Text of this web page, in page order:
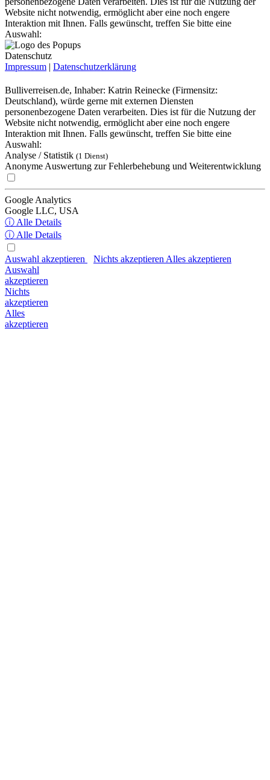
Website nicht notwendig, ermöglicht aber eine noch engere
Interaktion mit Ihnen. Falls gewünscht, treffen Sie bitte eine
Auswahl:
Datenschutz
Impressum | Datenschutzerklärung
Bulliverreisen.de, Inhaber: Katrin Reinecke (Firmensitz:
Deutschland), würde gerne mit externen Diensten
personenbezogene Daten verarbeiten. Dies ist für die Nutzung der
Website nicht notwendig, ermöglicht aber eine noch engere
Interaktion mit Ihnen. Falls gewünscht, treffen Sie bitte eine
Auswahl:
Analyse / Statistik (1 Dienst)
Anonyme Auswertung zur Fehlerbehebung und Weiterentwicklung
Google Analytics
Google LLC, USA
ⓘ Alle Details
ⓘ Alle Details
Auswahl akzeptieren Nichts akzeptieren Alles akzeptieren
Auswahl
akzeptieren
Nichts
akzeptieren
Alles
akzeptieren